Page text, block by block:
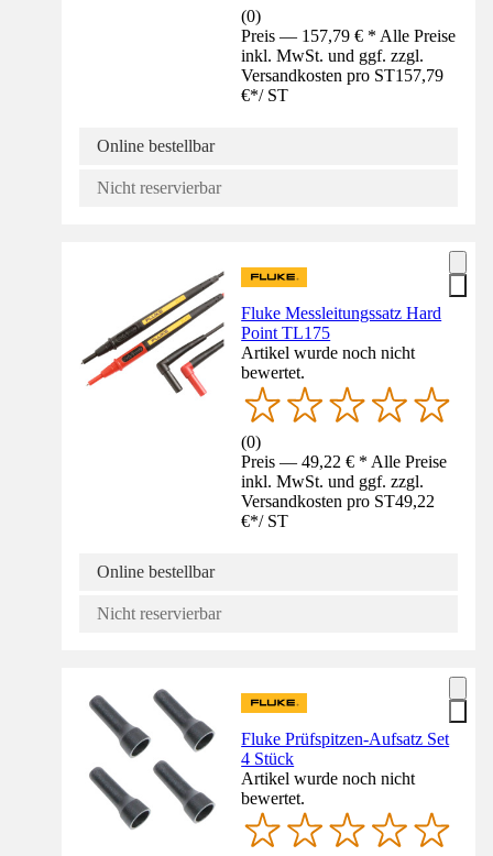
(0)
Preis — 157,79 € * Alle Preise
inkl. MwSt. und ggf. zzgl.
Versandkosten pro ST157,79
€*/ ST
Online bestellbar
Nicht reservierbar
Fluke Messleitungssatz Hard
Point TL175
Artikel wurde noch nicht
bewertet.
(0)
Preis — 49,22 € * Alle Preise
inkl. MwSt. und ggf. zzgl.
Versandkosten pro ST49,22
€*/ ST
Online bestellbar
Nicht reservierbar
Fluke Prüfspitzen-Aufsatz Set
4 Stück
Artikel wurde noch nicht
bewertet.